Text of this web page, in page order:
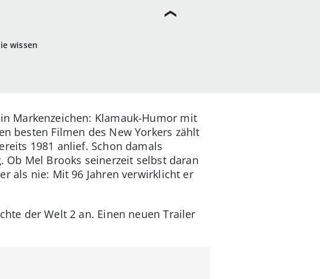
wissen
Markenzeichen: Klamauk-Humor mit
besten Filmen des New Yorkers zählt
1981 anlief. Schon damals
Ob Mel Brooks seinerzeit selbst daran
als nie: Mit 96 Jahren verwirklicht er
der Welt 2 an. Einen neuen Trailer